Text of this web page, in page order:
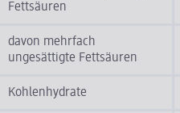
Fettsäuren
davon mehrfach
ungesättigte Fettsäuren
Kohlenhydrate